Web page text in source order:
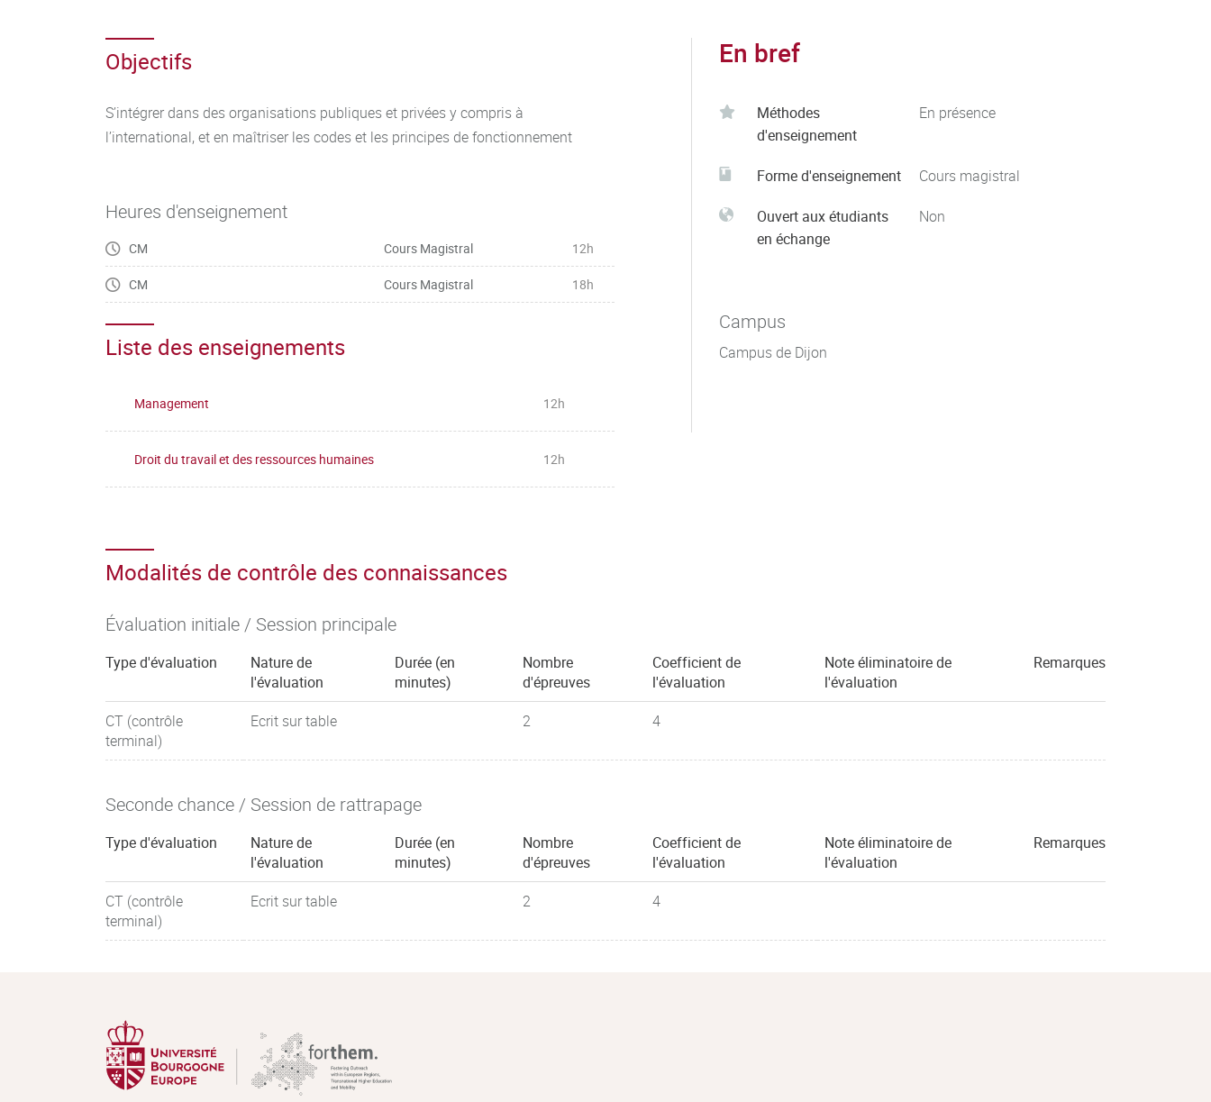
Objectifs
S’intégrer dans des organisations publiques et privées y compris à
l’international, et en maîtriser les codes et les principes de fonctionnement
Heures d'enseignement
CM Cours Magistral 12h
CM Cours Magistral 18h
Liste des enseignements
Management 12h
Droit du travail et des ressources humaines 12h
En bref
Méthodes
d'enseignement
En présence
Forme d'enseignement Cours magistral
Ouvert aux étudiants
en échange
Non
Campus
Campus de Dijon
Modalités de contrôle des connaissances
Évaluation initiale / Session principale
Type d'évaluation
Nature de
l'évaluation
Durée (en
minutes)
Nombre
d'épreuves
Coefficient de
l'évaluation
Note éliminatoire de
l'évaluation
Remarques
CT (contrôle
terminal)
Ecrit sur table 2 4
Seconde chance / Session de rattrapage
Type d'évaluation
Nature de
l'évaluation
Durée (en
minutes)
Nombre
d'épreuves
Coefficient de
l'évaluation
Note éliminatoire de
l'évaluation
Remarques
CT (contrôle
terminal)
Ecrit sur table 2 4